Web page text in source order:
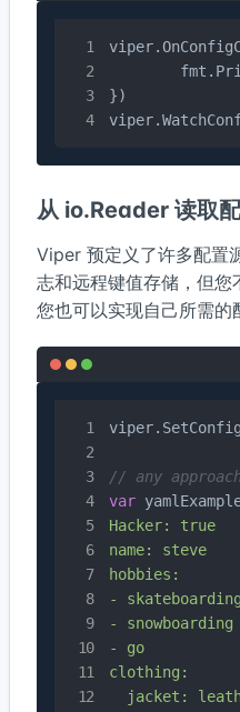
})
从 io.Reader 读取
Viper 预定义了许多配置
志和远程键值存储，但您
您也可以实现自己所需的
// any
var
Hacker: true
name: steve
hobbies:
- skateboarding
- snowboarding
- go
clothing:
jacket: